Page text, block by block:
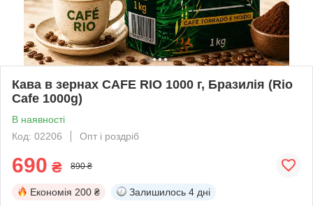
Кава в зернах CAFE RIO 1000 г, Бразилія (Rio
Cafe 1000g)
В наявності
Код: 02206
Опт і роздріб
690 ₴ 890 ₴
Економія 200 ₴ Залишилось 4 дні